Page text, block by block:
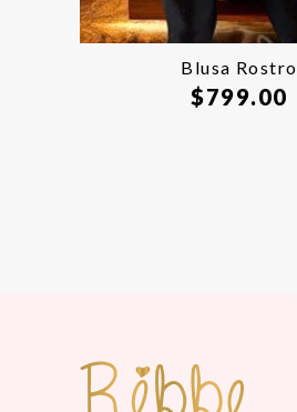
Blusa Rostro
$799.00